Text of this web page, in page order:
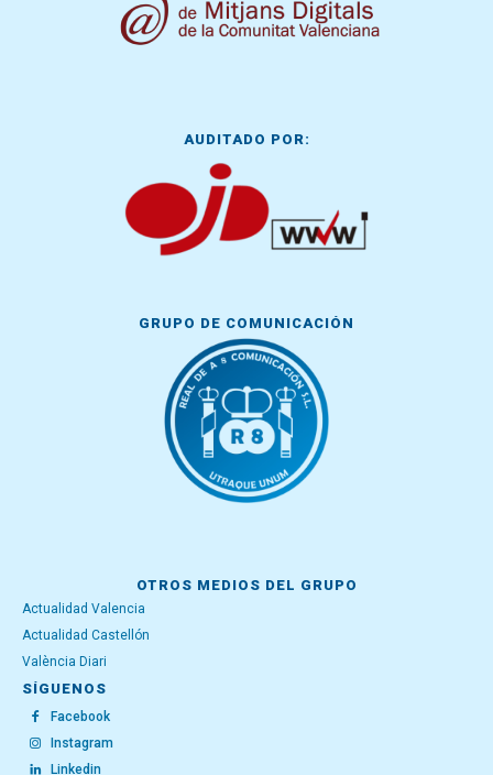
AUDITADO POR:
GRUPO DE COMUNICACIÓN
OTROS MEDIOS DEL GRUPO
Actualidad Valencia
Actualidad Castellón
València Diari
SÍGUENOS
Facebook
Instagram
Linkedin